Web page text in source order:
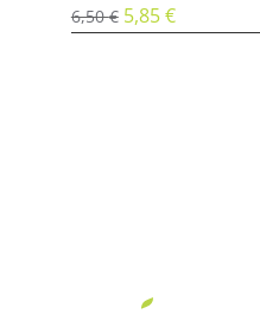
6,50€ El
5,85€El